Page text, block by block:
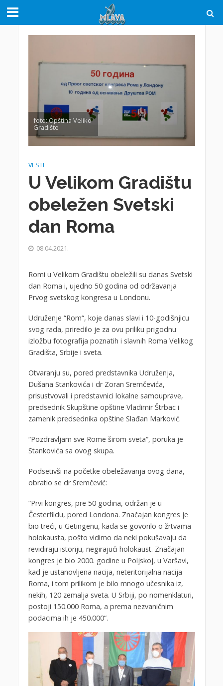
foto: Opština Veliko
Gradište
VESTI
U Velikom Gradištu
obeležen Svetski
dan Roma
08.04.2021.
Romi u Velikom Gradištu obeležili su danas Svetski
dan Roma i, ujedno 50 godina od održavanja
Prvog svetskog kongresa u Londonu.
Udruženje “Rom“, koje danas slavi i 10-godišnjicu
svog rada, priredilo je za ovu priliku prigodnu
izložbu fotografija poznatih i slavnih Roma Velikog
Gradišta, Srbije i sveta.
Otvaranju su, pored predstavnika Udruženja,
Dušana Stankovića i dr Zoran Sremčevića,
prisustvovali i predstavnici lokalne samouprave,
predsednik Skupštine opštine Vladimir Štrbac i
zamenik predsednika opštine Slađan Marković.
“Pozdravljam sve Rome širom sveta“, poruka je
Stankovića sa ovog skupa.
Podsetivši na početke obeležavanja ovog dana,
obratio se dr Sremčević:
“Prvi kongres, pre 50 godina, održan je u
Česterfildu, pored Londona. Značajan kongres je
bio treći, u Getingenu, kada se govorilo o žrtvama
holokausta, pošto vidimo da neki pokušavaju da
revidiraju istoriju, negirajući holokaust. Značajan
kongres je bio 2000. godine u Poljskoj, u Varšavi,
kad je ustanovljena nacija, neteritorijalna nacija
Roma, i tom prilikom je bilo mnogo učesnika iz,
nekih, 120 zemalja sveta. U Srbiji, po nomenklaturi,
postoji 150.000 Roma, a prema nezvaničnim
podacima ih je 450.000“.